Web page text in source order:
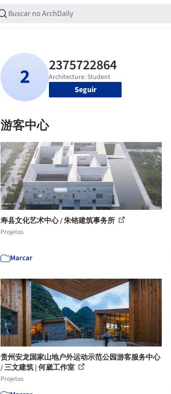
Seguir
游客中心
寿县文化艺术中心 / 朱锫建筑事务所
Projetos
Marcar
贵州安龙国家山地户外运动示范公园游客服务中心
/ 三文建筑 | 何崴工作室
Projetos